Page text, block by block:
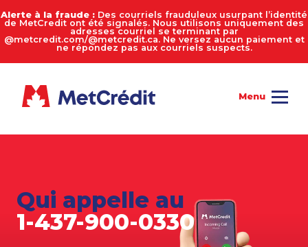
Alerte à la fraude : Des courriels frauduleux usurpant l’identité
de MetCredit ont été signalés. Nous utilisons uniquement des
adresses courriel se terminant par
@metcredit.com/@metcredit.ca. Ne versez aucun paiement et
ne répondez pas aux courriels suspects.
Qui appelle au
1-437-900-0330